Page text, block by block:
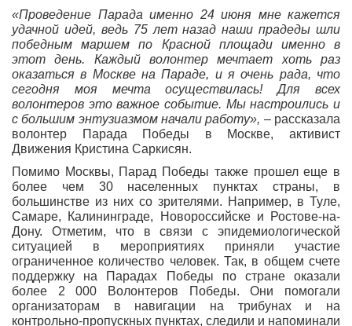
«Проведение Парада именно 24 июня мне кажется
удачной идей, ведь 75 лет назад наши прадеды шли
победным маршем по Красной площади именно в
этот день. Каждый волонтер мечтает хоть раз
оказаться в Москве на Параде, и я очень рада, что
сегодня моя мечта осуществилась! Для всех
волонтеров это важное событие. Мы настроились и
с большим энтузиазмом начали работу», – рассказала
волонтер Парада Победы в Москве, активист
Движения Кристина Саркисян.
Помимо Москвы, Парад Победы также прошел еще в
более чем 30 населенных пунктах страны, в
большинстве из них со зрителями. Например, в Туле,
Самаре, Калининграде, Новороссийске и Ростове-на-
Дону. Отметим, что в связи с эпидемиологической
ситуацией в мероприятиях приняли участие
ограниченное количество человек. Так, в общем счете
поддержку на Парадах Победы по стране оказали
более 2 000 Волонтеров Победы. Они помогали
организаторам в навигации на трибунах и на
контрольно-пропускных пунктах, следили и напоминали